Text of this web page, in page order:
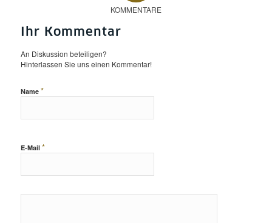
KOMMENTARE
Ihr Kommentar
An Diskussion beteiligen?
Hinterlassen Sie uns einen Kommentar!
Name *
E-Mail *